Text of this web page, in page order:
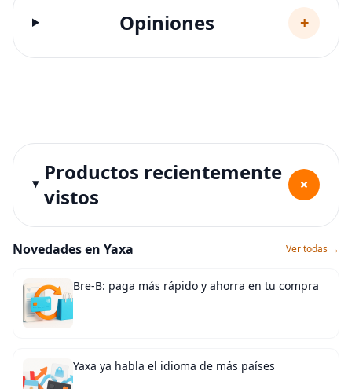
Opiniones +
Productos recientemente
vistos
+
Novedades en Yaxa Ver todas →
Bre-B: paga más rápido y ahorra en tu compra
Yaxa ya habla el idioma de más países